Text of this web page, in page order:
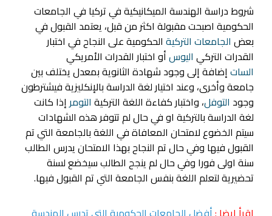
شروط دراسة الهندسة الميكانيكية في تركيا في الجامعات
الحكومية اصبحت مقبولة اكثر من قبل، يعتمد القبول في
بعض الجامعات التركية الحكومية على النجاح في اختبار
القدرات التركي اليوسأو اختبار القدرات الأمريكي
الساتإضافة إلى وجود شهادة الثانوية بمعدل يختلف بين
جامعة وأخرى، وعند اختيار لغة الدراسة بالإنكليزية فيشترطون
وجود التوفل، واختبار كفاءة اللغة التركية التومر إذا كانت
لغة الدراسة بالتركية او في حال لم تتوفر هذه الشهادات
سيتم الخضوع لامتحان المعافاة في اللغة بالجامعة التي تم
القبول فيها وفي حال تم النجاح بهذا الامتحان يدرس الطالب
سنة اولى فورا وفي حال لم ينجح الطالب سيخضع لسنة
تحضيرية لتعلم اللغة بنفس الجامعة التي تم القبول فيها.